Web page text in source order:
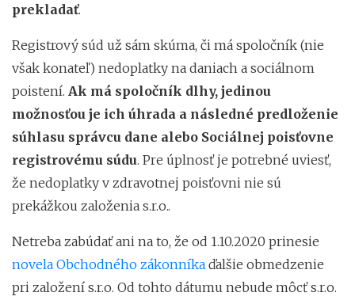
prekladať.
Registrový súd už sám skúma, či má spoločník (nie
však konateľ) nedoplatky na daniach a sociálnom
poistení. Ak má spoločník dlhy, jedinou
možnosťou je ich úhrada a následné predloženie
súhlasu správcu dane alebo Sociálnej poisťovne
registrovému súdu. Pre úplnosť je potrebné uviesť,
že nedoplatky v zdravotnej poisťovni nie sú
prekážkou založenia s.r.o..
Netreba zabúdať ani na to, že od 1.10.2020 prinesie
novela Obchodného zákonníka ďalšie obmedzenie
pri založení s.r.o. Od tohto dátumu nebude môcť s.r.o.